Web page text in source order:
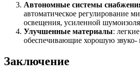
Автономные системы
автоматическое регулирование
освещения, усиленной
Улучшенные материалы:
обеспечивающие хорошую звуко-
Заключение